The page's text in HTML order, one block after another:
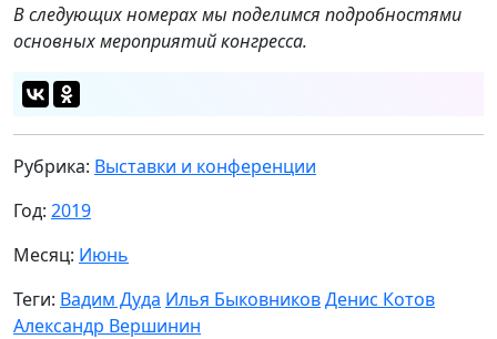
В следующих номерах мы поделимся подробностями
основных мероприятий конгресса.
Рубрика: Выставки и конференции
Год: 2019
Месяц: Июнь
Теги: Вадим Дуда Илья БыковниковДенис Котов
Александр Вершинин